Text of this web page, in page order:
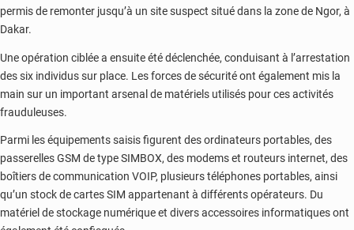
permis de remonter jusqu’à un site suspect situé dans la zone de Ngor, à
Dakar.
Une opération ciblée a ensuite été déclenchée, conduisant à l’arrestation
des six individus sur place. Les forces de sécurité ont également mis la
main sur un important arsenal de matériels utilisés pour ces activités
frauduleuses.
Parmi les équipements saisis figurent des ordinateurs portables, des
passerelles GSM de type SIMBOX, des modems et routeurs internet, des
boîtiers de communication VOIP, plusieurs téléphones portables, ainsi
qu’un stock de cartes SIM appartenant à différents opérateurs. Du
matériel de stockage numérique et divers accessoires informatiques ont